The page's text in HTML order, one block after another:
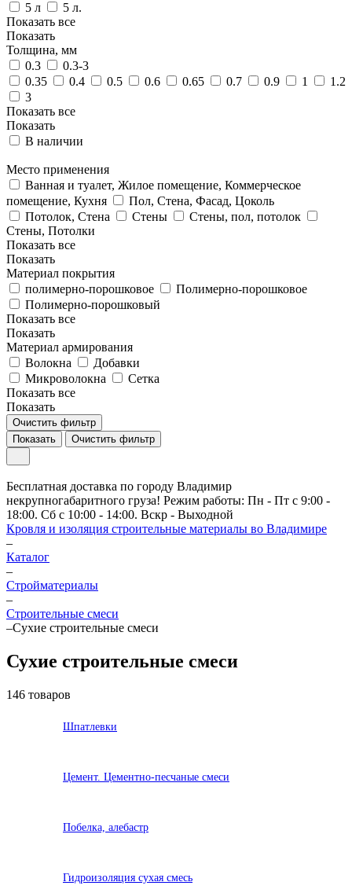
5 л
5 л.
Показать все
Показать
Толщина, мм
0.3
0.3-3
0.35
0.4 0.5 0.6 0.65 0.7 0.9 1
1.2
3
Показать все
Показать
В наличии
Место применения
Ванная и туалет, Жилое помещение, Коммерческое
помещение, Кухня
Пол, Стена, Фасад, Цоколь
Потолок, Стена
Стены
Стены, пол, потолок
Стены, Потолки
Показать все
Показать
Материал покрытия
полимерно-порошковое
Полимерно-порошковое
Полимерно-порошковый
Показать все
Показать
Материал армирования
Волокна
Добавки
Микроволокна
Сетка
Показать все
Показать
Очистить фильтр
Показать
Очистить фильтр
Бесплатная доставка по городу Владимир
некрупногабаритного груза! Режим работы: Пн - Пт с 9:00 -
18:00. Сб с 10:00 - 14:00. Вскр - Выходной
Кровля и изоляция строительные материалы во Владимире
–
Каталог
–
Стройматериалы
–
Строительные смеси
–Сухие строительные смеси
Сухие строительные смеси
146 товаров
Шпатлевки
Цемент. Цементно-песчаные смеси
Побелка, алебастр
Гидроизоляция сухая смесь